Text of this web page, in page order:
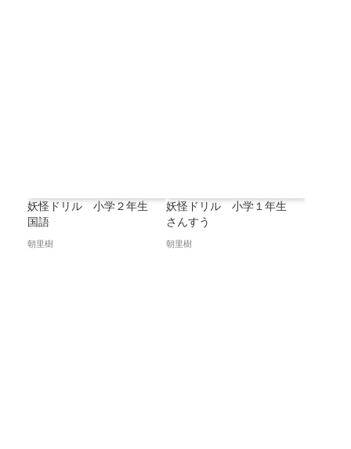
妖怪ドリル 小学２年生
国語
朝里樹
妖怪ドリル 小学１年生
さんすう
朝里樹